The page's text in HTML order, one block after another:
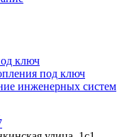
ключ
под ключ
инженерных систем